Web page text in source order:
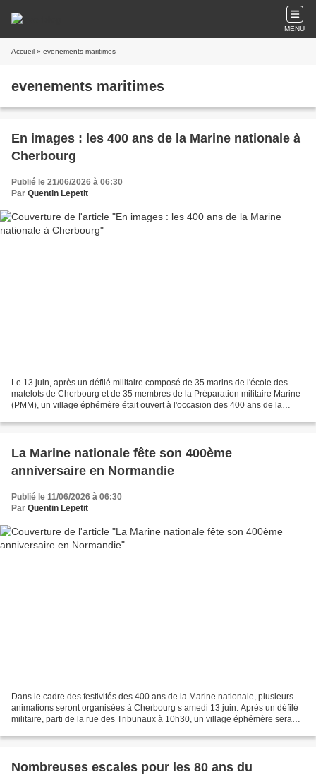
MENU
Accueil » evenements maritimes
evenements maritimes
En images : les 400 ans de la Marine nationale à
Cherbourg
Publié le 21/06/2026 à 06:30
Par Quentin Lepetit
Le 13 juin, après un défilé militaire composé de 35 marins de l'école des
matelots de Cherbourg et de 35 membres de la Préparation militaire Marine
(PMM), un village éphémère était ouvert à l'occasion des 400 ans de la
La Marine nationale fête son 400ème
anniversaire en Normandie
Publié le 11/06/2026 à 06:30
Par Quentin Lepetit
Dans le cadre des festivités des 400 ans de la Marine nationale, plusieurs
animations seront organisées à Cherbourg s amedi 13 juin. Après un défilé
militaire, parti de la rue des Tribunaux à 10h30, un village éphémère sera
Nombreuses escales pour les 80 ans du